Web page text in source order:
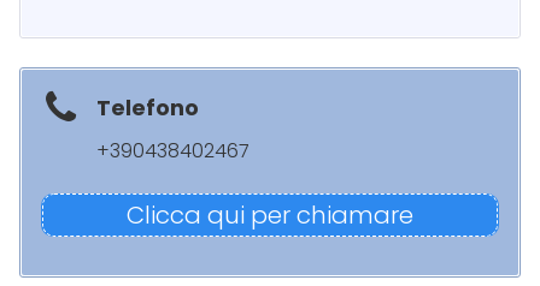
Telefono
+390438402467
Clicca qui per chiamare